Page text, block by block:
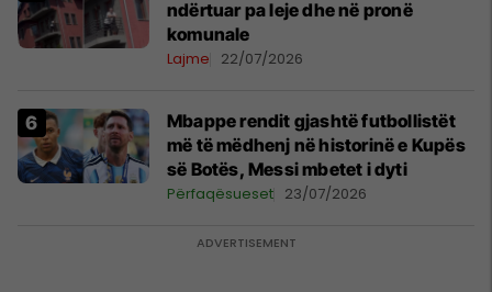
ndërtuar pa leje dhe në pronë
komunale
Lajme 22/07/2026
Mbappe rendit gjashtë futbollistët
më të mëdhenj në historinë e Kupës
së Botës, Messi mbetet i dyti
Përfaqësueset 23/07/2026